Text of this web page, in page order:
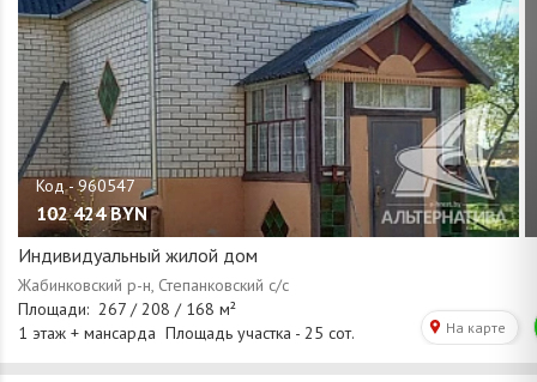
102 424 BYN
Индивидуальный жилой дом